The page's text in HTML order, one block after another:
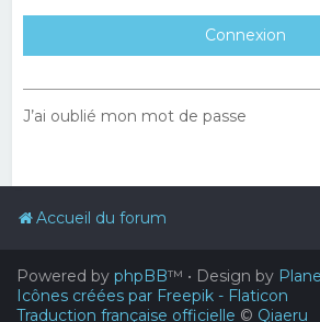
J’ai oublié mon mot de passe
Accueil du forum
Powered by phpBB™ • Design by
Icônes créées par Freepik - Flaticon
Traduction française officielle © Qiaeru